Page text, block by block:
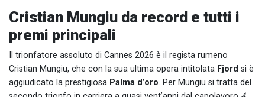
Cristian Mungiu da record e tutti i
premi principali
Il trionfatore assoluto di Cannes 2026 è il regista rumeno
Cristian Mungiu, che con la sua ultima opera intitolata Fjord si è
aggiudicato la prestigiosa Palma d’oro. Per Mungiu si tratta del